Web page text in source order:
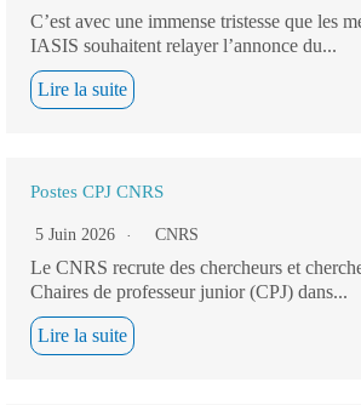
C’est avec une immense tristesse que les
IASIS souhaitent relayer l’annonce du...
Lire la suite
Postes CPJ CNRS
5 Juin 2026 CNRS
Le CNRS recrute des chercheurs et
Chaires de professeur junior (CPJ) dans...
Lire la suite